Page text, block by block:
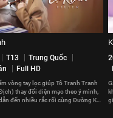
T13
Trung Quốc
Full HD
vòng tay lọc giúp Tô Tranh Tranh
thay đổi diện mạo theo ý mình,
đến nhiều rắc rối cùng Đường Kỳ